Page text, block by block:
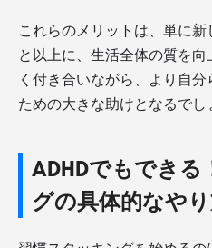
これらのメリットは、単に
と以上に、生活全体の質を
く付き合いながら、より自
ための大きな助けとなるでし
ADHDでもでき
グの具体的なや